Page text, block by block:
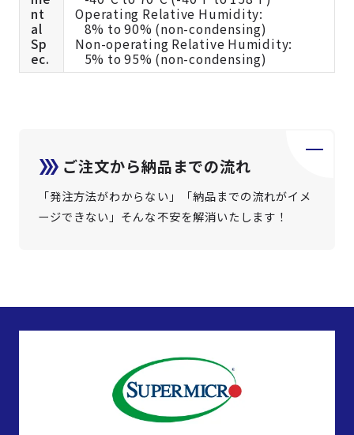
nt
al
Sp
ec.
Operating Relative Humidity:
8% to 90% (non-condensing)
Non-operating Relative Humidity:
5% to 95% (non-condensing)
ご注文から納品までの流れ
「発注方法がわからない」「納品までの流れがイメ
ージできない」そんな不安を解消いたします！